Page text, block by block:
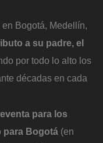
Bogotá, Medellín,
a su padre, el
por todo lo alto los
décadas en cada
para los
para Bogotá (en